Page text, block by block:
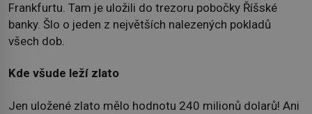
Frankfurtu. Tam je uložili do trezoru pobočky Říšské
banky. Šlo o jeden z největších nalezených pokladů
všech dob.
Kde všude leží zlato
Jen uložené zlato mělo hodnotu 240 milionů dolarů! Ani